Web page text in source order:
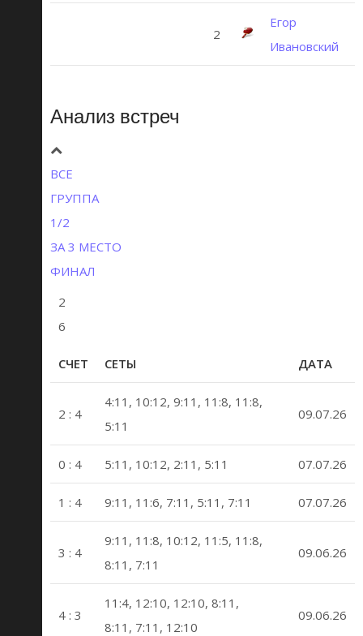
2
Егор
Ивановский
Анализ встреч
ВСЕ
ГРУППА
1/2
ЗА 3 МЕСТО
ФИНАЛ
2
6
СЧЕТ СЕТЫ ДАТА
2 : 4
4:11, 10:12, 9:11, 11:8, 11:8,
5:11
09.07.26
0 : 4 5:11, 10:12, 2:11, 5:11 07.07.26
1 : 4 9:11, 11:6, 7:11, 5:11, 7:11 07.07.26
3 : 4
9:11, 11:8, 10:12, 11:5, 11:8,
8:11, 7:11
09.06.26
4 : 3
11:4, 12:10, 12:10, 8:11,
8:11, 7:11, 12:10
09.06.26